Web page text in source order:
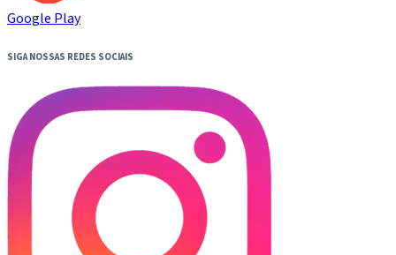
Google Play
SIGA NOSSAS REDES SOCIAIS